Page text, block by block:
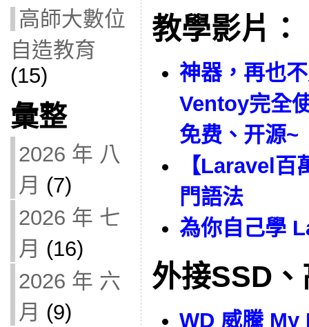
高師大數位
自造教育
(15)
彙整
2026 年 八
月 (7)
2026 年 七
月 (16)
2026 年 六
月 (9)
教學影片：
神器，再也
Ventoy完全
免费、开源~
【Laravel百
門語法
為你自己學
外接SSD
WD 威騰 My